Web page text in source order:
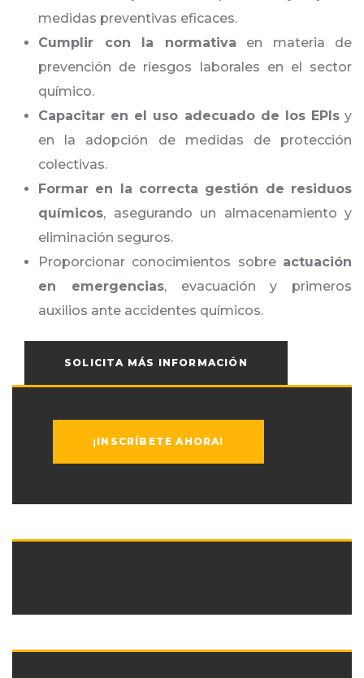
medidas preventivas eficaces.
Cumplir con la normativa en materia de
prevención de riesgos laborales en el sector
químico.
Capacitar en el uso adecuado de los EPIsy
en la adopción de medidas de protección
colectivas.
Formar en la correcta gestión de residuos
químicos, asegurando un almacenamiento y
eliminación seguros.
Proporcionar conocimientos sobre actuación
en emergencias, evacuación y primeros
auxilios ante accidentes químicos.
SOLICITA MÁS INFORMACIÓN
¡INSCRÍBETE AHORA!